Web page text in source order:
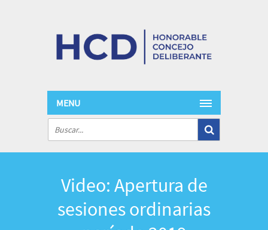
MENU
Video: Apertura de
sesiones ordinarias